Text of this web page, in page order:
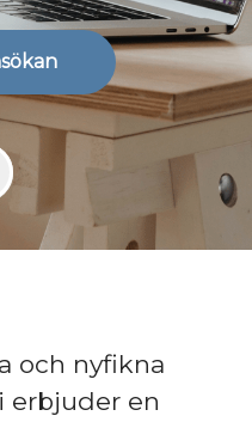
och nyfikna
erbjuder en